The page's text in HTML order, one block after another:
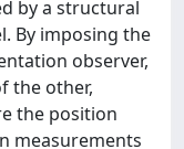
by a structural
By imposing the
observer,
the other,
the position
measurements